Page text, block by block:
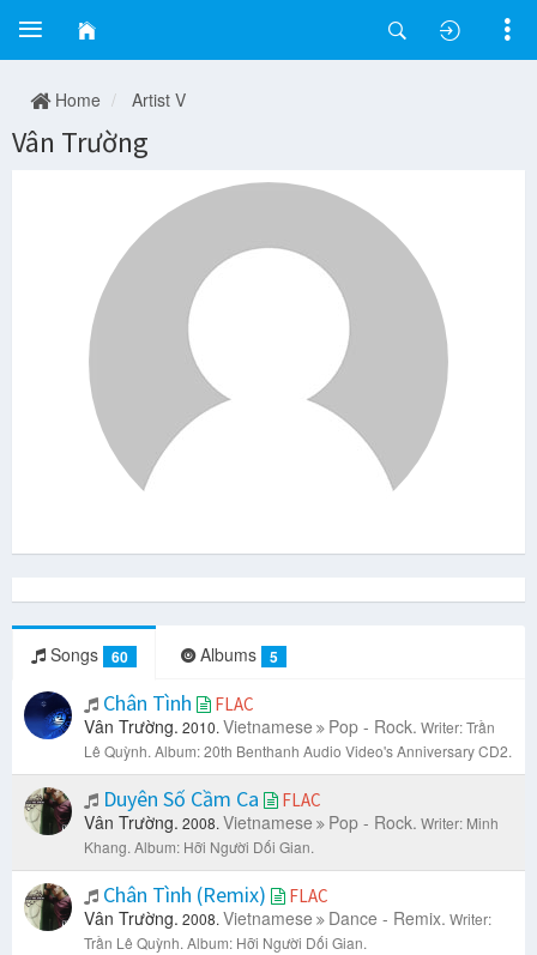
Home Artist V
Vân Trường
Songs 60 Albums 5
Chân Tình FLAC
Vân Trường. 2010. Vietnamese Pop - Rock. Writer: Trần
Lê Quỳnh. Album: 20th Benthanh Audio Video's Anniversary CD2.
Duyên Số Cầm Ca FLAC
Vân Trường. 2008. Vietnamese Pop - Rock. Writer: Minh
Khang. Album: Hỡi Người Dối Gian.
Chân Tình (Remix) FLAC
Vân Trường. 2008. Vietnamese Dance - Remix. Writer:
Trần Lê Quỳnh. Album: Hỡi Người Dối Gian.